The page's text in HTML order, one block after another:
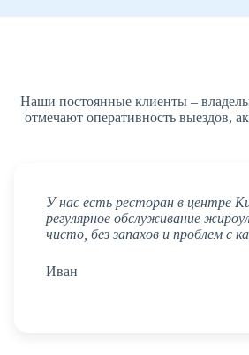
Наши постоянные клиенты –
отмечают оперативность выездов,
У нас есть ресторан в центре
регулярное обслуживание
чисто, без запахов и проблем с
Иван